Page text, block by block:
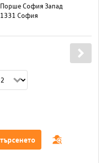
Порше София Запад
1331 София